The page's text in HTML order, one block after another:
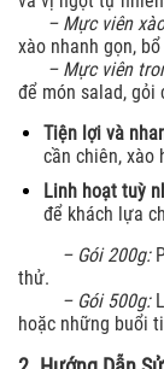
– Mực viên
xào nhanh gọn,
– Mực viên
để món salad, gỏi
Tiện lợi và
cần chiên, xào
Linh hoạt tuỳ
để khách lựa
– Gói 200g:
thử.
– Gói 500g:
hoặc những buổi